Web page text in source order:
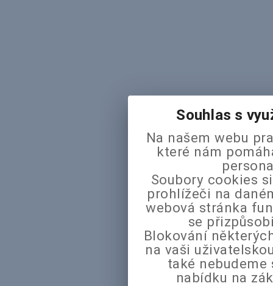
Souhlas s
Na našem webu
které nám
Soubory cookies
prohlížeči na
webová stránka
se
Blokování
na vaši
také
nabídku na